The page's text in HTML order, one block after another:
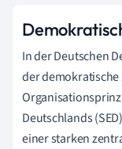
In der Deutschen
der
Deutschlands
einer starken